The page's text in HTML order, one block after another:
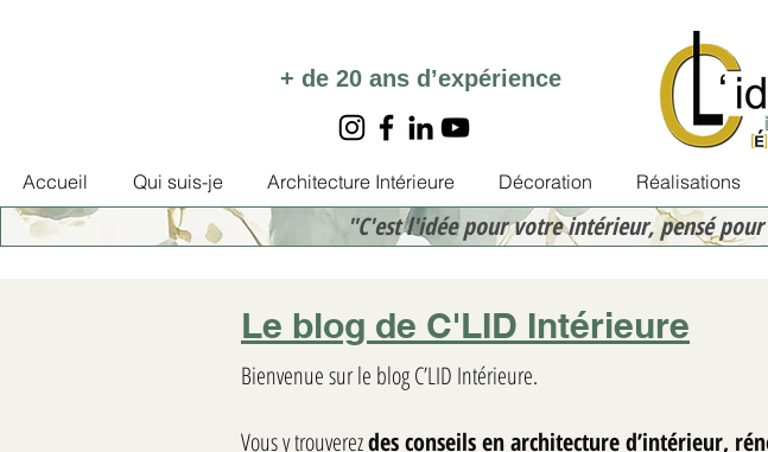
+ de 20 ans d’expérience
Accueil Qui suis-je Architecture Intérieure Décoration Réalisations
"C'est l'idée pour votre intérieur, pensé
Le blog de C'LID Intérieure
Bienvenue sur le blog C’LID Intérieure.
Vous y trouverezdes conseils en architecture d’intérieur,